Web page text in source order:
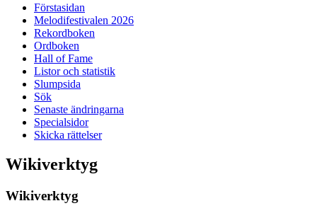
Förstasidan
Melodifestivalen 2026
Rekordboken
Ordboken
Hall of Fame
Listor och statistik
Slumpsida
Sök
Senaste ändringarna
Specialsidor
Skicka rättelser
Wikiverktyg
Wikiverktyg